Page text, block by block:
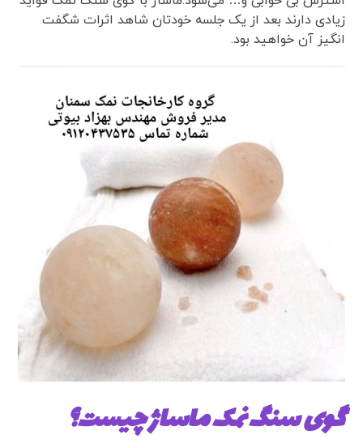
زیادی دارند بعد از یک جلسه خودتان شاهد اثرات شگفت
انگیز آن خواهید بود.
گوی سنگ نمک ماساژ چیست؟